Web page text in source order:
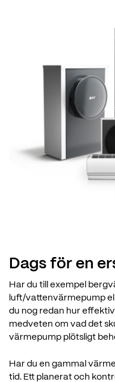
Dags för en
Har du till exempel
luft/vattenvärmepump
du nog redan hur
medveten om vad det
värmepump plötsligt
Har du en gammal
tid. Ett planerat och